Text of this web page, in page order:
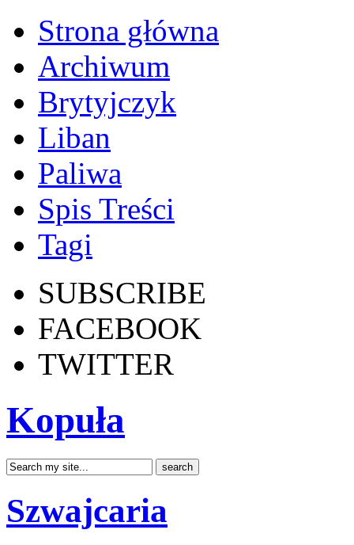
Strona główna
Archiwum
Brytyjczyk
Liban
Paliwa
Spis Treści
Tagi
SUBSCRIBE
FACEBOOK
TWITTER
Kopuła
Szwajcaria